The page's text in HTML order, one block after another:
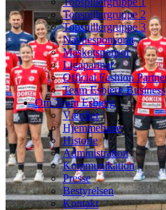
Topspillergruppe 2
Topspillergruppe 3
Navnesponsorat
Maskotsponsor
Ligapartner
Official Fashion
Team Esbjerg Business
Om Team Esbjerg
Værdier
Hjemmebane
Historie
Administration
Kommunikation
Presse
Bestyrelsen
Kontakt